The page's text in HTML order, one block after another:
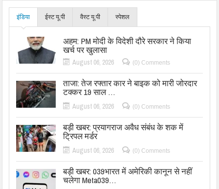
इंडिया ईस्ट यू.पी वैस्ट यू.पी स्पेशल
अहम: PM मोदी के विदेशी दौरे सरकार ने किया
खर्च पर खुलासा
August 06, 2026 (0) Comments
ताजा: तेज रफ्तार कार ने बाइक को मारी जोरदार
टक्कर 19 साल …
August 06, 2026 (0) Comments
बड़ी खबर: प्रयागराज अवैध संबंध के शक में
ट्रिपल मर्डर
August 06, 2026 (0) Comments
बड़ी खबर: 039भारत में अमेरिकी कानून से नहीं
चलेगा Meta039…